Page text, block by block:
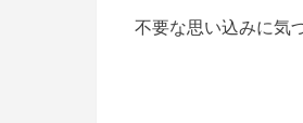
不要な思い込みに気